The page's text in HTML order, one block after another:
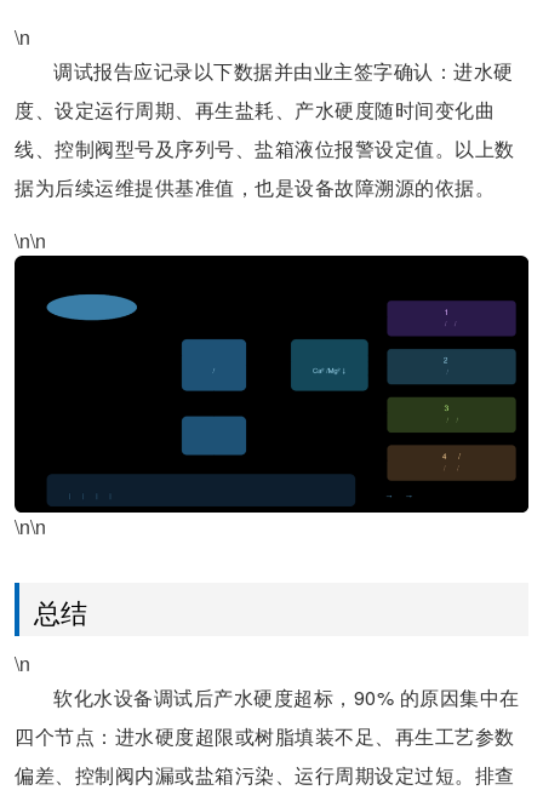
\n
调试报告应记录以下数据并由业主签字确认：进水硬
度、设定运行周期、再生盐耗、产水硬度随时间变化曲
线、控制阀型号及序列号、盐箱液位报警设定值。以上数
据为后续运维提供基准值，也是设备故障溯源的依据。
\n\n
\n\n
总结
\n
软化水设备调试后产水硬度超标，90% 的原因集中在
四个节点：进水硬度超限或树脂填装不足、再生工艺参数
偏差、控制阀内漏或盐箱污染、运行周期设定过短。排查